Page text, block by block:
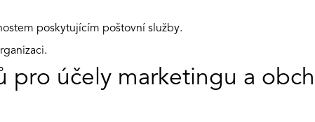
poskytujícím poštovní služby.
pro účely marketingu a